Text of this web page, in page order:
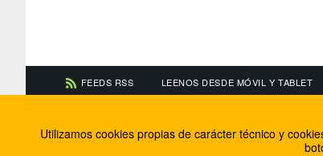
FEEDS RSS LEENOS DESDE MÓVIL Y TABLET
Información de contacto
El equipo de
Soluciones
Utilizamos cookies propias de carácter técnico y